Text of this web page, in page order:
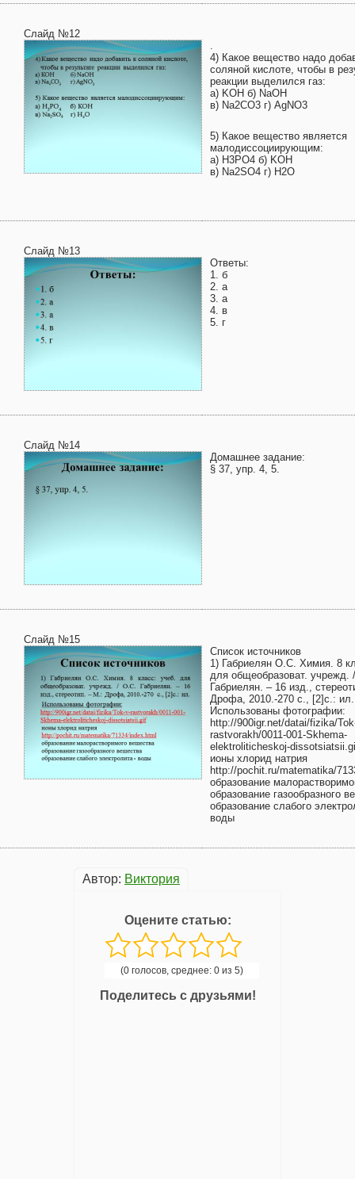
Слайд №12
.
4) Какое вещество надо
соляной кислоте, чтобы в
реакции выделился газ:
а) KOH б) NaOH
в) Na2CO3 г) AgNO3
5) Какое вещество является
малодиссоциирующим:
а) H3PO4 б) KOH
в) Na2SO4 г) H2O
Слайд №13
Ответы:
1. б
2. а
3. а
4. в
5. г
Слайд №14
Домашнее задание:
§ 37, упр. 4, 5.
Слайд №15
Список источников
1) Габриелян О.С. Химия. 8
для общеобразоват.
Габриелян. – 16 изд.,
Дрофа, 2010.-270 с., [2]с.: ил.
Использованы фотографии:
http://900igr.net/datai/fizika/
rastvorakh/0011-001-Skhema-
elektroliticheskoj-
ионы хлорид натрия
http://pochit.ru/matematika/
образование
образование газообразного
образование слабого
воды
Автор: Виктория
Оцените статью:
(0 голосов, среднее: 0 из 5)
Поделитесь с друзьями!